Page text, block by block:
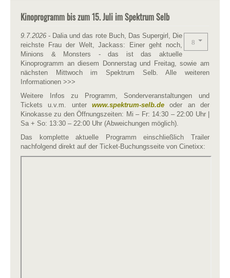
Kinoprogramm bis zum 15. Juli im Spektrum Selb
9.7.2026 - Dalia und das rote Buch, Das Supergirl, Die
reichste Frau der Welt, Jackass: Einer geht noch,
Minions & Monsters - das ist das aktuelle
Kinoprogramm an diesem Donnerstag und Freitag, sowie am
nächsten Mittwoch im Spektrum Selb. Alle weiteren
Informationen >>>
Weitere Infos zu Programm, Sonderveranstaltungen und
Tickets u.v.m. unter www.spektrum-selb.de oder an der
Kinokasse zu den Öffnungszeiten: Mi – Fr: 14:30 – 22:00 Uhr |
Sa + So: 13:30 – 22:00 Uhr (Abweichungen möglich).
Das komplette aktuelle Programm einschließlich Trailer
nachfolgend direkt auf der Ticket-Buchungsseite von Cinetixx: